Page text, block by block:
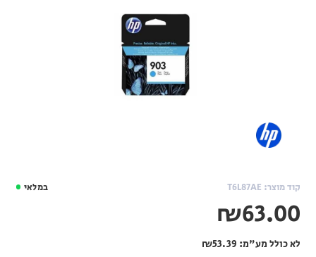
במלאי קוד מוצר: T6L87AE
₪63.00
לא כולל מע"מ: